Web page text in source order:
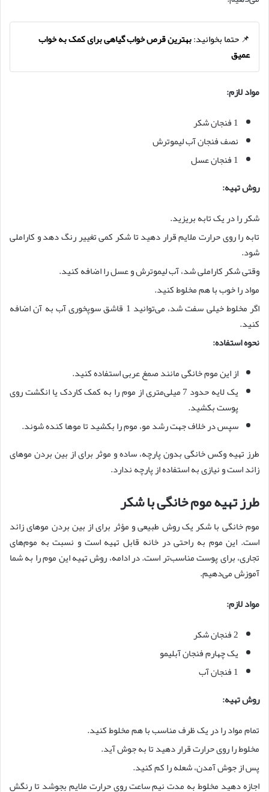
📌 حتما بخوانید:بهترین قرص خواب گیاهی برای کمک به خواب
عمیق
مواد لازم:
1 فنجان شکر
نصف فنجان آب لیموترش
1 فنجان عسل
روش تهیه:
شکر را در یک تابه بریزید.
تابه را روی حرارت ملایم قرار دهید تا شکر کمی تغییر رنگ دهد و کاراملی
شود.
وقتی شکر کاراملی شد، آب لیموترش و عسل را اضافه کنید.
مواد را خوب با هم مخلوط کنید.
اگر مخلوط خیلی سفت شد، می‌توانید 1 قاشق سوپخوری آب به آن اضافه
کنید.
نحوه استفاده:
از این موم خانگی مانند صمغ عربی استفاده کنید.
یک لایه حدود 7 میلی‌متری از موم را به کمک کاردک یا انگشت روی
پوست بکشید.
سپس در خلاف جهت رشد مو، موم را بکشید تا موها کنده شوند.
طرز تهیه وکس خانگی بدون پارچه، ساده و موثر برای از بین بردن موهای
زائد است و نیازی به استفاده از پارچه ندارد.
طرز تهیه موم خانگی با شکر
موم خانگی با شکر یک روش طبیعی و مؤثر برای از بین بردن موهای زائد
است. این موم به راحتی در خانه قابل تهیه است و نسبت به موم‌های
تجاری، برای پوست مناسب‌تر است. در ادامه، روش تهیه این موم را به شما
آموزش می‌دهیم.
مواد لازم:
2 فنجان شکر
یک چهارم فنجان آبلیمو
1 فنجان آب
روش تهیه:
تمام مواد را در یک ظرف مناسب با هم مخلوط کنید.
مخلوط را روی حرارت قرار دهید تا به جوش آید.
پس از جوش آمدن، شعله را کم کنید.
اجازه دهید مخلوط به مدت نیم ساعت روی حرارت ملایم بجوشد تا رنگش